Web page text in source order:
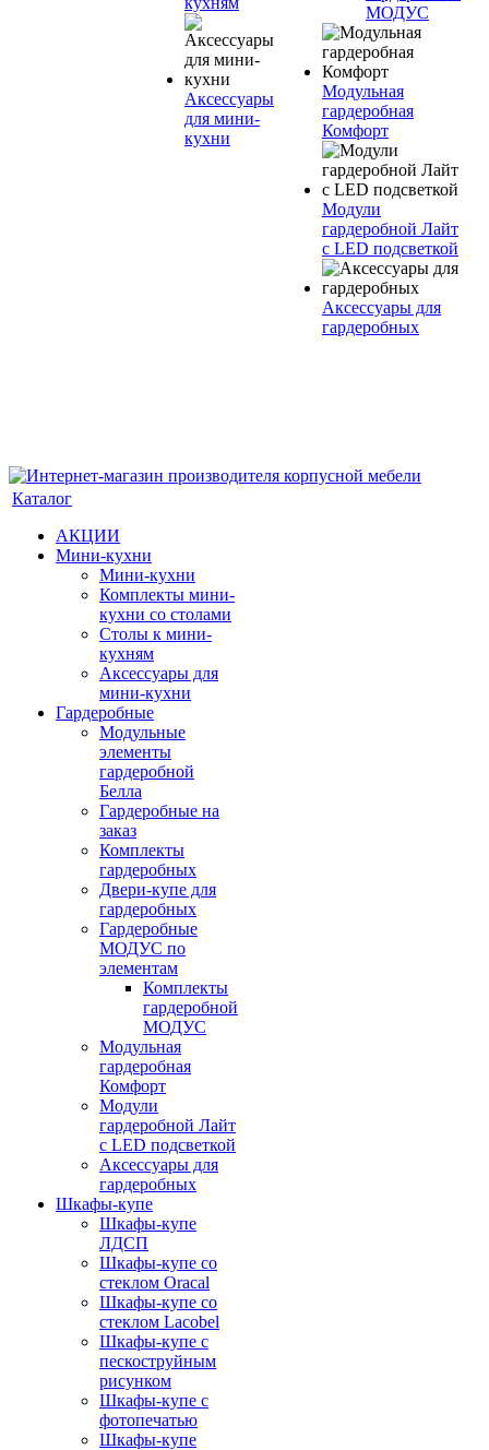
Аксессуары
для мини-
кухни
МОДУС
Модульная
гардеробная
Комфорт
Модули
гардеробной Лайт
с LED подсветкой
Аксессуары для
гардеробных
Каталог
АКЦИИ
Мини-кухни
Мини-кухни
Комплекты мини-
кухни со столами
Столы к мини-
кухням
Аксессуары для
мини-кухни
Гардеробные
Модульные
элементы
гардеробной
Белла
Гардеробные на
заказ
Комплекты
гардеробных
Двери-купе для
гардеробных
Гардеробные
МОДУС по
элементам
Комплекты
гардеробной
МОДУС
Модульная
гардеробная
Комфорт
Модули
гардеробной Лайт
с LED подсветкой
Аксессуары для
гардеробных
Шкафы-купе
Шкафы-купе
ЛДСП
Шкафы-купе со
стеклом Oracal
Шкафы-купе со
стеклом Lacobel
Шкафы-купе с
пескоструйным
рисунком
Шкафы-купе с
фотопечатью
Шкафы-купе